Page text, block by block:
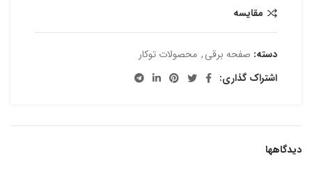
مقایسه
دسته: صفحه برقی, محصولات توکار
اشتراک گذاری:
دیدگاهها